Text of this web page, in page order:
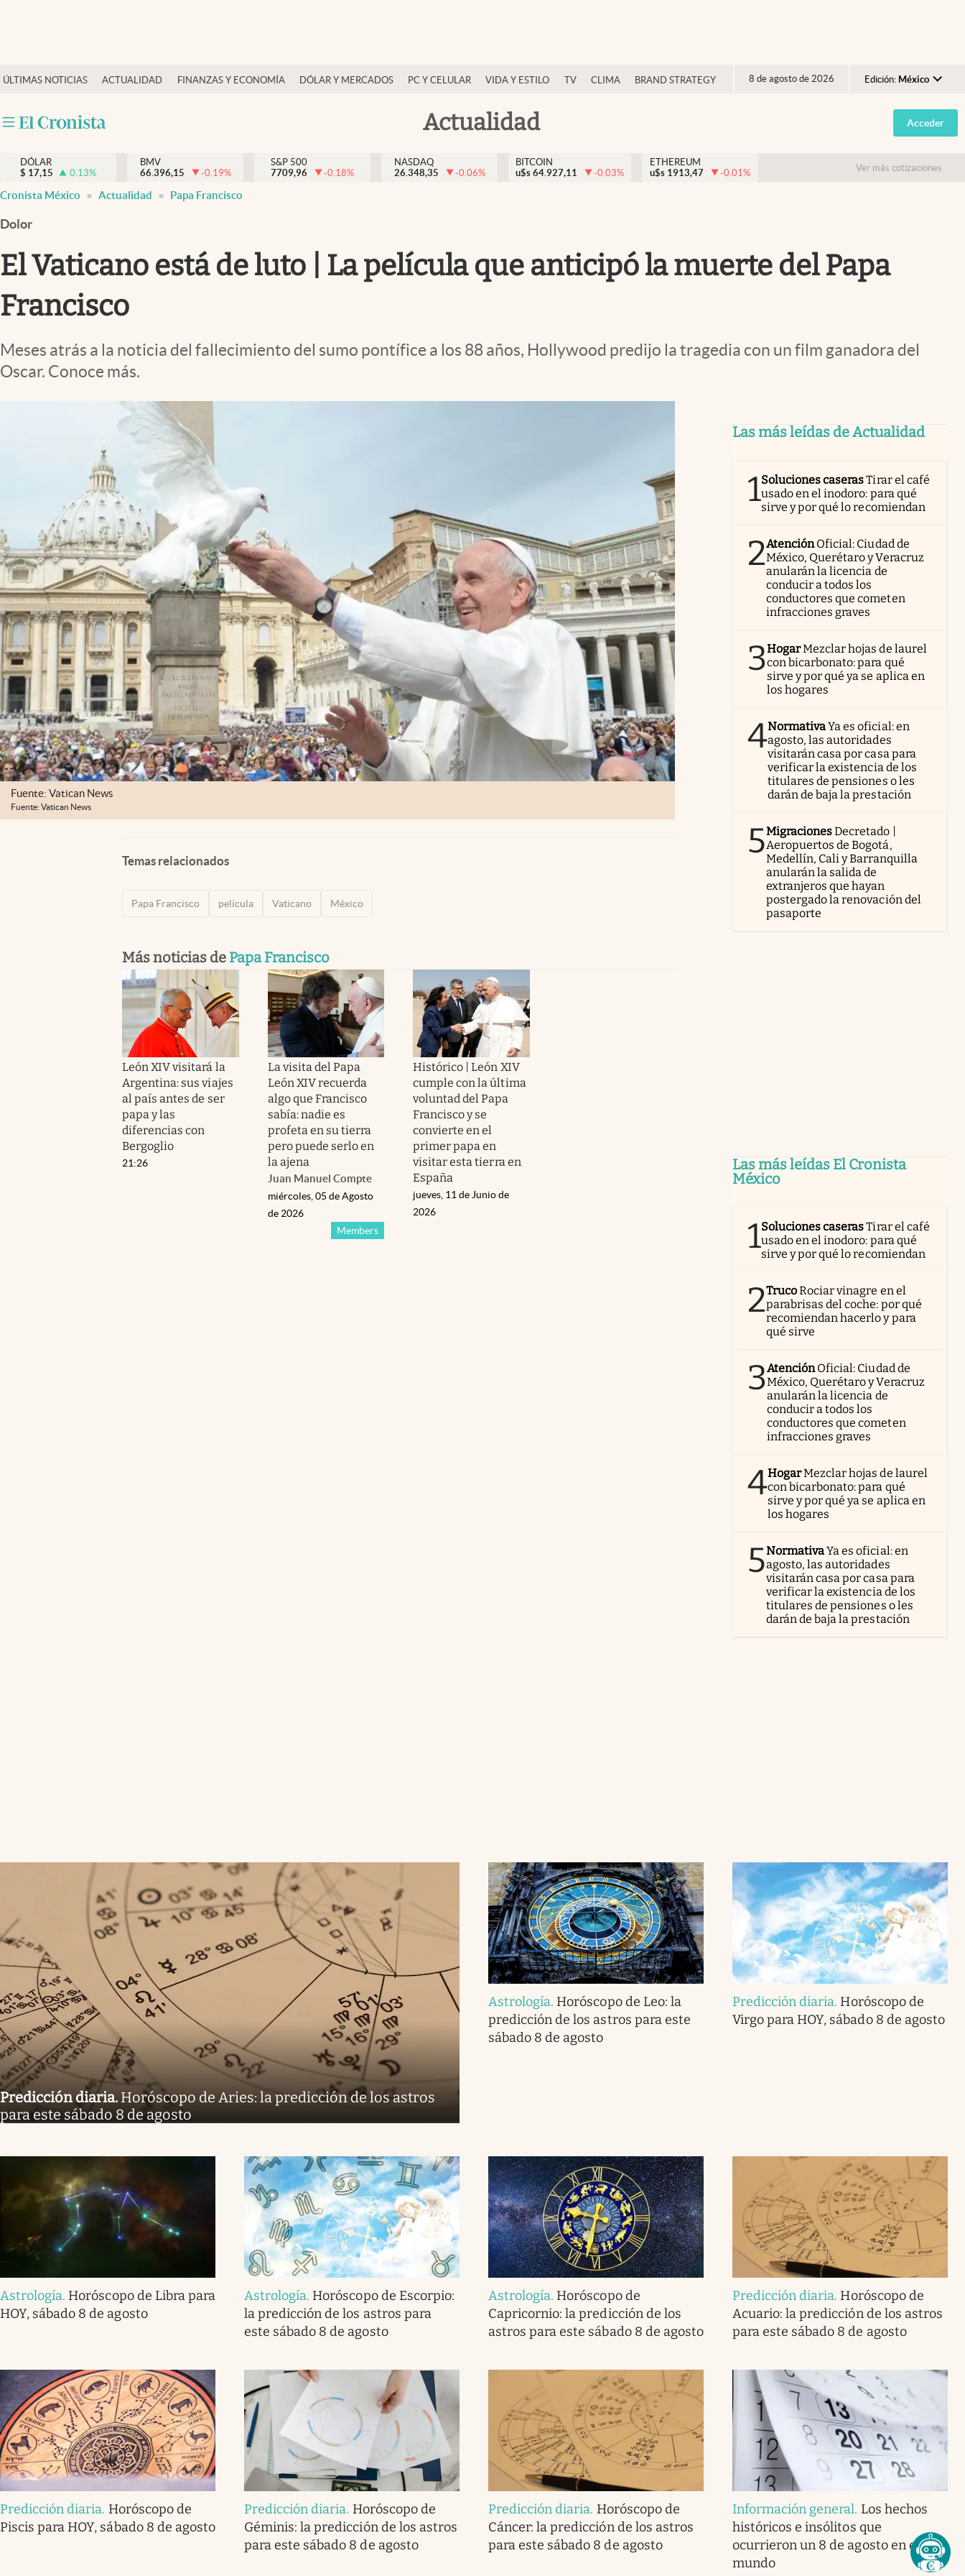
ÚLTIMAS NOTICIAS ACTUALIDAD FINANZAS Y ECONOMÍA DÓLAR Y MERCADOS PC Y CELULAR VIDA Y ESTILO TV CLIMA BRAND STRATEGY 8 de agosto de 2026 Edición: México
Argentina
España
USA
Actualidad
Actualidad
Internacionales
Opinión
Brand Strategy
Vida y estilo
Tv
Espiritualidad
Acceder
DÓLAR
$ 17,15 0.13%
BMV
66.396,15
-0.19%
S&P 500
7709,96
-0.18%
NASDAQ
26.348,35
-0.06%
BITCOIN
u$s 64.927,11 -0.03%
ETHEREUM
u$s 1913,47 -0.01% Ver más cotizaciones
Cronista México Actualidad Papa Francisco
Dolor
El Vaticano está de luto | La película que anticipó la muerte del Papa
Francisco
Meses atrás a la noticia del fallecimiento del sumo pontífice a los 88 años, Hollywood predijo la tragedia con un film ganadora del
Oscar. Conoce más.
Fuente: Vatican News
Fuente: Vatican News
Temas relacionados
Papa Francisco película Vaticano México
Más noticias de Papa Francisco
León XIV visitará la
Argentina: sus viajes
al país antes de ser
papa y las
diferencias con
Bergoglio
21:26
La visita del Papa
León XIV recuerda
algo que Francisco
sabía: nadie es
profeta en su tierra
pero puede serlo en
la ajena
Juan Manuel Compte
Members
miércoles, 05 de Agosto
de 2026
Histórico | León XIV
cumple con la última
voluntad del Papa
Francisco y se
convierte en el
primer papa en
visitar esta tierra en
España
jueves, 11 de Junio de
2026
Las más leídas de Actualidad
1Soluciones caserasTirar el café
usado en el inodoro: para qué
sirve y por qué lo recomiendan
2AtenciónOficial: Ciudad de
México, Querétaro y Veracruz
anularán la licencia de
conducir a todos los
conductores que cometen
infracciones graves
3HogarMezclar hojas de laurel
con bicarbonato: para qué
sirve y por qué ya se aplica en
los hogares
4NormativaYa es oficial: en
agosto, las autoridades
visitarán casa por casa para
verificar la existencia de los
titulares de pensiones o les
darán de baja la prestación
5MigracionesDecretado |
Aeropuertos de Bogotá,
Medellín, Cali y Barranquilla
anularán la salida de
extranjeros que hayan
postergado la renovación del
pasaporte
Las más leídas El Cronista
México
1Soluciones caserasTirar el café
usado en el inodoro: para qué
sirve y por qué lo recomiendan
2TrucoRociar vinagre en el
parabrisas del coche: por qué
recomiendan hacerlo y para
qué sirve
3AtenciónOficial: Ciudad de
México, Querétaro y Veracruz
anularán la licencia de
conducir a todos los
conductores que cometen
infracciones graves
4HogarMezclar hojas de laurel
con bicarbonato: para qué
sirve y por qué ya se aplica en
los hogares
5NormativaYa es oficial: en
agosto, las autoridades
visitarán casa por casa para
verificar la existencia de los
titulares de pensiones o les
darán de baja la prestación
Predicción diaria. Horóscopo de Aries: la predicción de los astros
para este sábado 8 de agosto
Astrología. Horóscopo de Leo: la
predicción de los astros para este
sábado 8 de agosto
Predicción diaria. Horóscopo de
Virgo para HOY, sábado 8 de agosto
Astrología. Horóscopo de Libra para
HOY, sábado 8 de agosto
Astrología. Horóscopo de Escorpio:
la predicción de los astros para
este sábado 8 de agosto
Astrología. Horóscopo de
Capricornio: la predicción de los
astros para este sábado 8 de agosto
Predicción diaria. Horóscopo de
Acuario: la predicción de los astros
para este sábado 8 de agosto
Predicción diaria. Horóscopo de
Piscis para HOY, sábado 8 de agosto
Predicción diaria. Horóscopo de
Géminis: la predicción de los astros
para este sábado 8 de agosto
Predicción diaria. Horóscopo de
Cáncer: la predicción de los astros
para este sábado 8 de agosto
Información general. Los hechos
históricos e insólitos que
ocurrieron un 8 de agosto en el
mundo